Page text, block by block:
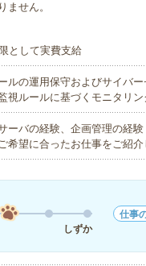
ません。
として実費支給
ルの運用保守およびサイバ
視ルールに基づくモニタリ
ーバの経験、企画管理の経
希望に合ったお仕事をご紹
しずか
仕事